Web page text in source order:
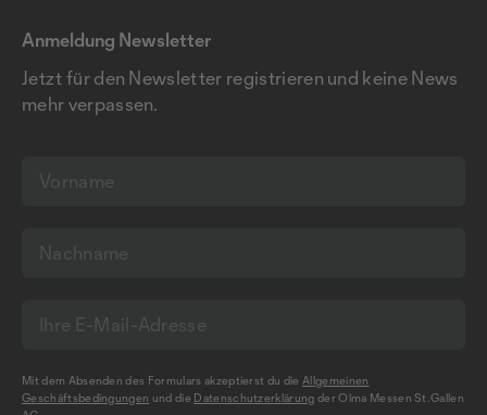
Anmeldung Newsletter
Jetzt für den Newsletter registrieren und keine News
mehr verpassen.
Mit dem Absenden des Formulars akzeptierst du dieAllgemeinen
Geschäftsbedingungen und die Datenschutzerklärung der Olma Messen St.Gallen